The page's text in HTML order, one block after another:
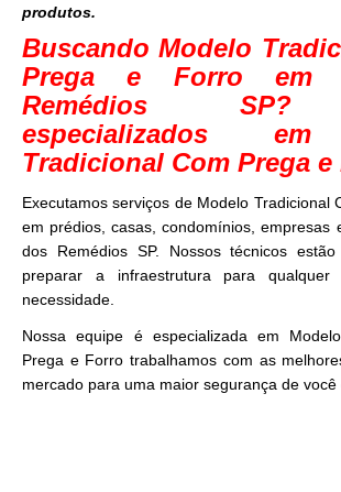
produtos.
Buscando Modelo
Prega e Forro em
Remédios SP?
especializados
Tradicional Com Prega e
Executamos serviços de Modelo Tradicional
em prédios, casas, condomínios, empresas
dos Remédios SP. Nossos técnicos
preparar a infraestrutura para
necessidade.
Nossa equipe é especializada em
Prega e Forro trabalhamos com as
mercado para uma maior segurança de você